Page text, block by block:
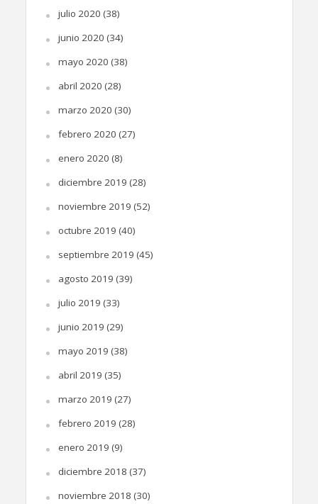
julio 2020 (38)
junio 2020 (34)
mayo 2020 (38)
abril 2020 (28)
marzo 2020 (30)
febrero 2020 (27)
enero 2020 (8)
diciembre 2019 (28)
noviembre 2019 (52)
octubre 2019 (40)
septiembre 2019 (45)
agosto 2019 (39)
julio 2019 (33)
junio 2019 (29)
mayo 2019 (38)
abril 2019 (35)
marzo 2019 (27)
febrero 2019 (28)
enero 2019 (9)
diciembre 2018 (37)
noviembre 2018 (30)